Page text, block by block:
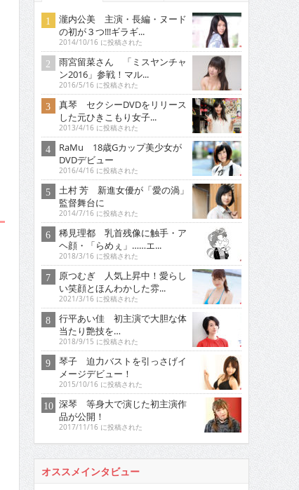
瀧内公美 主演・長編・ヌード
の初が３つ!!!ギラギ...
2014/10/16 に投稿された
雨宮留菜さん 「ミスヤンチャ
ン2016」参戦！マル...
2016/5/16 に投稿された
真琴 セクシーDVDをリリース
した元ひきこもり女子...
2013/4/16 に投稿された
RaMu 18歳Gカップ美少女が
DVDデビュー
2016/4/16 に投稿された
土村 芳 新進女優が「愛の渦」
監督舞台に
2014/7/16 に投稿された
稀見理都 乳首残像に触手・ア
ヘ顔・「らめぇ」……エ...
2018/3/16 に投稿された
原つむぎ 人気上昇中！愛らし
い笑顔とほんわかした雰...
2021/3/16 に投稿された
行平あい佳 初主演で大胆な体
当たり艶技を…
2018/9/15 に投稿された
琴子 迫力バストを引っさげイ
メージデビュー！
2015/10/16 に投稿された
深琴 等身大で演じた初主演作
品が公開！
2017/11/16 に投稿された
オススメインタビュー